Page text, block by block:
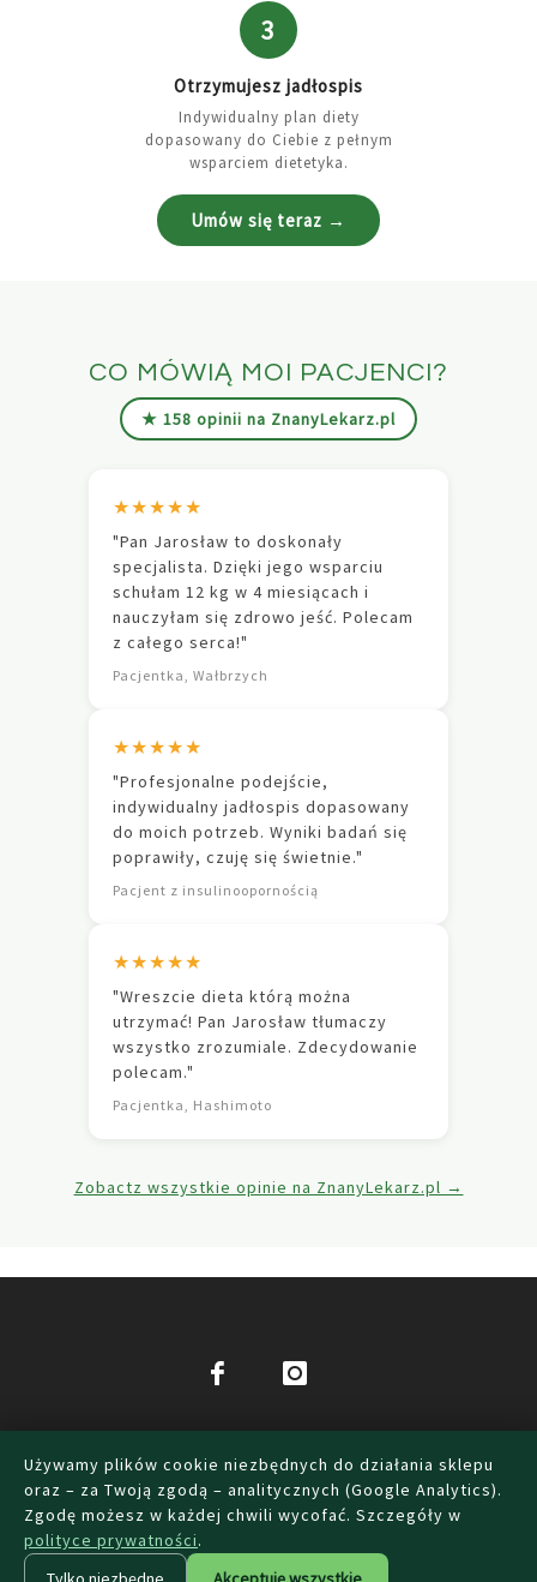
3
Otrzymujesz jadłospis
Indywidualny plan diety
dopasowany do Ciebie z pełnym
wsparciem dietetyka.
Umów się teraz →
CO MÓWIĄ MOI PACJENCI?
★ 158 opinii na ZnanyLekarz.pl
★★★★★
"Pan Jarosław to doskonały
specjalista. Dzięki jego wsparciu
schułam 12 kg w 4 miesiącach i
nauczyłam się zdrowo jeść. Polecam
z całego serca!"
Pacjentka, Wałbrzych
★★★★★
"Profesjonalne podejście,
indywidualny jadłospis dopasowany
do moich potrzeb. Wyniki badań się
poprawiły, czuję się świetnie."
Pacjent z insulinoopornością
★★★★★
"Wreszcie dieta którą można
utrzymać! Pan Jarosław tłumaczy
wszystko zrozumiale. Zdecydowanie
polecam."
Pacjentka, Hashimoto
Zobactz wszystkie opinie na ZnanyLekarz.pl →
DIETETYK WAŁBRZYCH FAQ
POLITYKA
PRYWATNOŚCI
REGULAMIN
USTAWIENIA COOKIES
WARUNKI UŻYTKOWANIA
KONTAKT
ZAPISZ SIĘ DO NEWSLETTERA I ODBIERZ KOD
(-10% NA PIERWSZE ZAMÓWIENIE)
Używamy plików cookie niezbędnych do działania sklepu
oraz – za Twoją zgodą – analitycznych (Google Analytics).
Zgodę możesz w każdej chwili wycofać. Szczegóły w
polityce prywatności.
Umów konsultację dietetyczną —
Umów się